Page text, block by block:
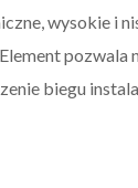
wysokie i
pozwala
biegu